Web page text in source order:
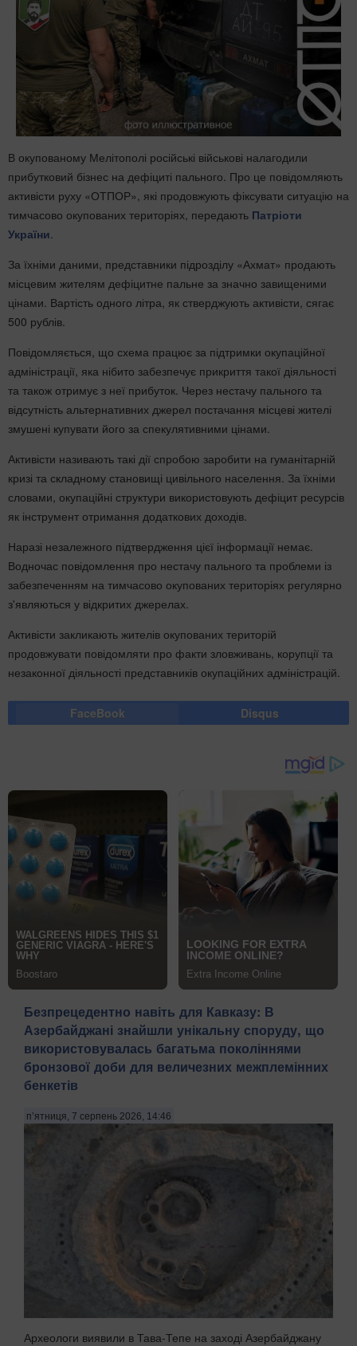
В окупованому Мелітополі російські військові налагодили
прибутковий бізнес на дефіциті пального. Про це повідомляють
активісти руху «ОТПОР», які продовжують фіксувати ситуацію на
тимчасово окупованих територіях, передають Патріоти
України
За їхніми даними, представники підрозділу «Ахмат» продають
місцевим жителям дефіцитне пальне за значно завищеними
цінами. Вартість одного літра, як стверджують активісти, сягає
500 рублів.
Повідомляється, що схема працює за підтримки окупаційної
адміністрації, яка нібито забезпечує прикриття такої діяльності
та також отримує з неї прибуток. Через нестачу пального та
відсутність альтернативних джерел постачання місцеві жителі
змушені купувати його за спекулятивними цінами.
Активісти називають такі дії спробою заробити на гуманітарній
кризі та складному становищі цивільного населення. За їхніми
словами, окупаційні структури використовують дефіцит ресурсів
як інструмент отримання додаткових доходів.
Наразі незалежного підтвердження цієї інформації немає.
Водночас повідомлення про нестачу пального та проблеми із
забезпеченням на тимчасово окупованих територіях регулярно
з'являються у відкритих джерелах.
Активісти закликають жителів окупованих територій
продовжувати повідомляти про факти зловживань, корупції та
незаконної діяльності представників окупаційних адміністрацій.
FaceBook Disqus
Безпрецедентно навіть для Кавказу: В
Азербайджані знайшли унікальну споруду, що
використовувалась багатьма поколіннями
бронзової доби для величезних межплемінних
бенкетів
п’ятниця, 7 серпень 2026, 14:46
Археологи виявили в Тава-Тепе на заході Азербайджану